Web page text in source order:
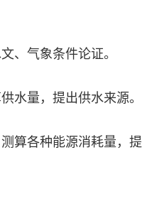
、气象条件论证。
水量，提出供水来源。
算各种能源消耗量，提